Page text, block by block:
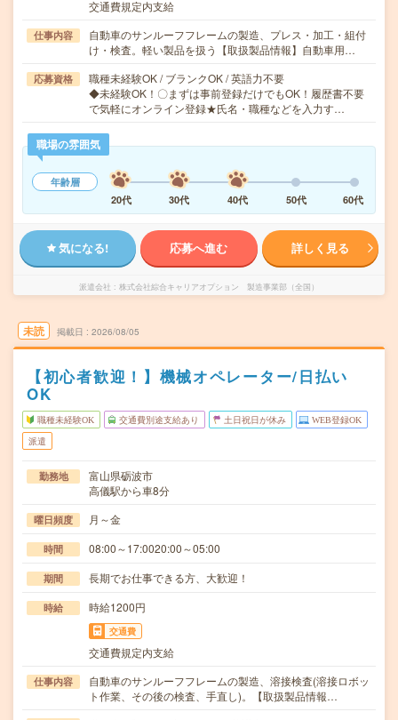
交通費規定内支給
仕事内容
自動車のサンルーフフレームの製造、プレス・加工・組付
け・検査。軽い製品を扱う【取扱製品情報】自動車用…
応募資格
職種未経験OK / ブランクOK / 英語力不要
◆未経験OK！〇まずは事前登録だけでもOK！履歴書不要
で気軽にオンライン登録★氏名・職種などを入力す…
職場の雰囲気
年齢層
20代
30代 40代 50代 60代
気になる! 応募へ進む 詳しく見る
派遣会社 株式会社綜合キャリアオプション 製造事業部（全国）
未読 掲載日 2026/08/05
【初心者歓迎！】機械オペレーター/日払い
OK
職種未経験OK 交通費別途支給あり 土日祝日が休み WEB登録OK
派遣
勤務地
富山県砺波市
高儀駅から車8分
曜日頻度 月～金
時間 08:00～17:0020:00～05:00
期間 長期でお仕事できる方、大歓迎！
時給 時給1200円
交通費
交通費規定内支給
仕事内容
自動車のサンルーフフレームの製造、溶接検査(溶接ロボッ
ト作業、その後の検査、手直し)。【取扱製品情報…